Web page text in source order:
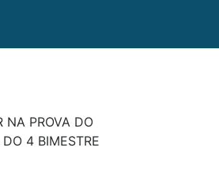
NA PROVA DO
DO 4 BIMESTRE